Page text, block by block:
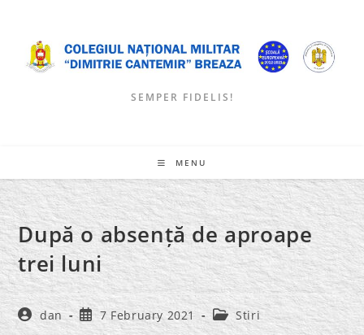
content
SEMPER FIDELIS!
MENU
După o absență de aproape
trei luni
Post
author:
dan
Post
published:
7 February 2021
Post
category:
Stiri